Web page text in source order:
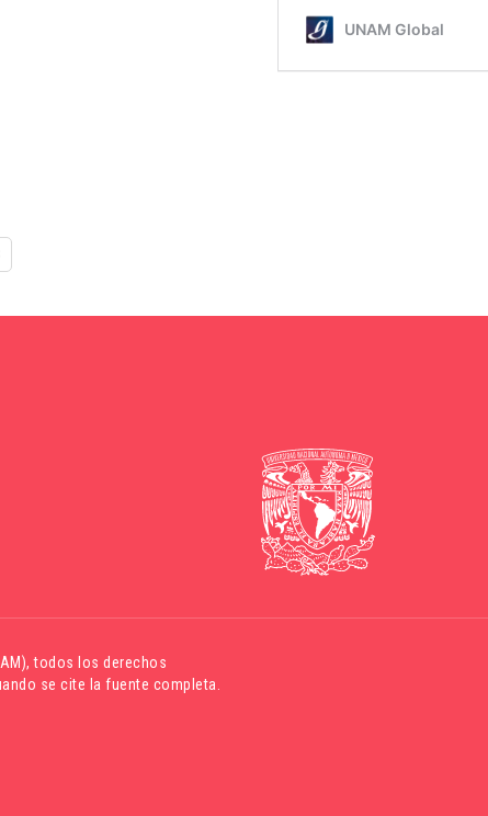
, todos los derechos
se cite la fuente completa.